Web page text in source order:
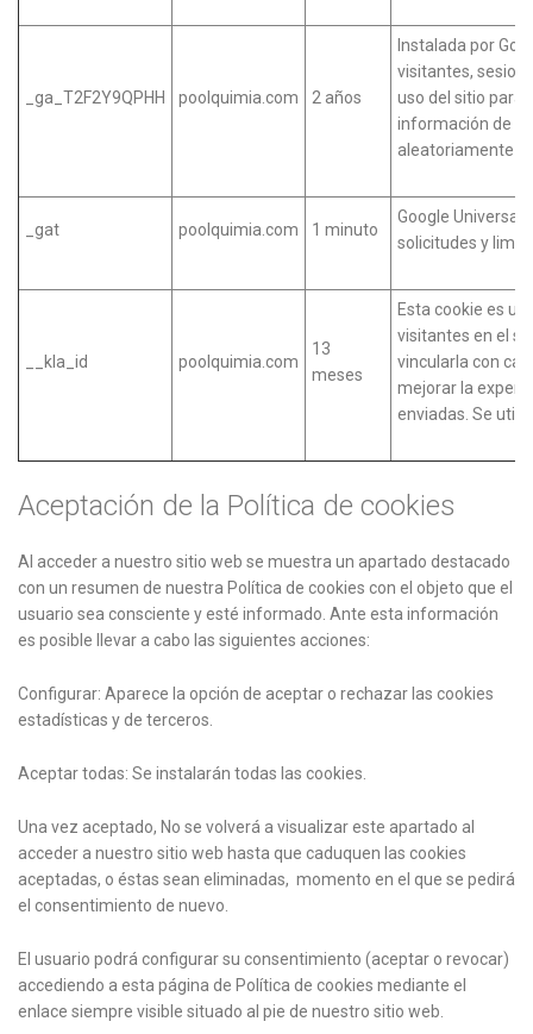
_ga_T2F2Y9QPHH poolquimia.com 2 años
Instalada por
visitantes,
uso del sitio para
información de
aleatoriamente
_gat poolquimia.com 1 minuto
Google Universal
solicitudes y
__kla_id poolquimia.com
13
meses
Esta cookie es
visitantes en el
vincularla con
mejorar la
enviadas. Se
Aceptación de la Política de cookies
Al acceder a nuestro sitio web se muestra un apartado destacado
con un resumen de nuestra Política de cookies con el objeto que el
usuario sea consciente y esté informado. Ante esta información
es posible llevar a cabo las siguientes acciones:
Configurar: Aparece la opción de aceptar o rechazar las cookies
estadísticas y de terceros.
Aceptar todas: Se instalarán todas las cookies.
Una vez aceptado, No se volverá a visualizar este apartado al
acceder a nuestro sitio web hasta que caduquen las cookies
aceptadas, o éstas sean eliminadas, momento en el que se pedirá
el consentimiento de nuevo.
El usuario podrá configurar su consentimiento (aceptar o revocar)
accediendo a esta página de Política de cookies mediante el
enlace siempre visible situado al pie de nuestro sitio web.